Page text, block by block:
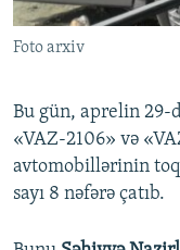
KARIKATURA
İSLAM VƏ
PEŞƏ ETIKASI VƏ
AZADLIQRADIOSU
BIZIMLƏ ƏLAQƏ
XƏBƏR
BIZI IZLƏ
RFE/RL-in bütün
Foto arxiv
Bu gün, aprelin 29-
«VAZ-2106» və
avtomobillərinin
sayı 8 nəfərə çatıb.